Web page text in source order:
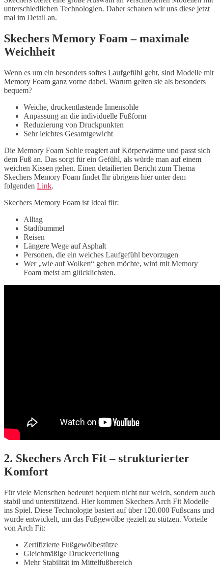
unterschiedlichen Technologien. Daher schauen wir uns diese jetzt
mal im Detail an.
Skechers Memory Foam – maximale
Weichheit
Wenn es um ein besonders softes Laufgefühl geht, sind Modelle mit
Memory Foam ganz vorne dabei. Warum gelten sie als besonders
bequem?
Weiche, druckentlastende Innensohle
Anpassung an die individuelle Fußform
Reduzierung von Druckpunkten
Sehr leichtes Gesamtgewicht
Die Memory Foam Sohle reagiert auf Körperwärme und passt sich
dem Fuß an. Das sorgt für ein Gefühl, als würde man auf einem
weichen Kissen gehen. Einen detailierten Bericht zum Thema
Skechers Memory Foam findet Ihr übrigens hier unter dem
folgenden Link.
Skechers Memory Foam ist Ideal für:
Alltag
Stadtbummel
Reisen
Längere Wege auf Asphalt
Personen, die ein weiches Laufgefühl bevorzugen
Wer „wie auf Wolken“ gehen möchte, wird mit Memory
Foam meist am glücklichsten.
2. Skechers Arch Fit – strukturierter
Komfort
Für viele Menschen bedeutet bequem nicht nur weich, sondern auch
stabil und unterstützend. Hier kommen Skechers Arch Fit Modelle
ins Spiel. Diese Technologie basiert auf über 120.000 Fußscans und
wurde entwickelt, um das Fußgewölbe gezielt zu stützen. Vorteile
von Arch Fit:
Zertifizierte Fußgewölbestütze
Gleichmäßige Druckverteilung
Mehr Stabilität im Mittelfußbereich